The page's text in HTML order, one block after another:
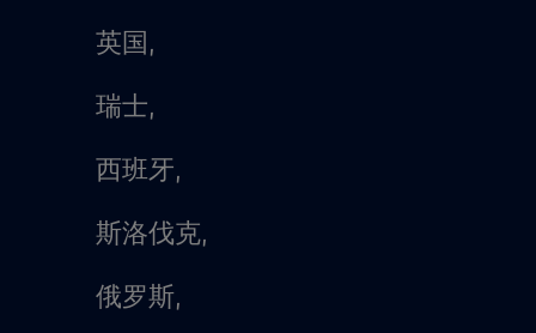
英国,
瑞士,
西班牙,
斯洛伐克,
俄罗斯,